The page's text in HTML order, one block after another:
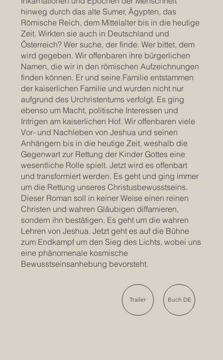
hinweg durch das alte Sumer, Ägypten, das
Römische Reich, dem Mittelalter bis in die heutige
Zeit. Wirkten sie auch in Deutschland und
Österreich? Wer suche, der finde. Wer bittet, dem
wird gegeben. Wir offenbaren ihre bürgerlichen
Namen, die wir in den römischen Aufzeichnungen
finden können. Er und seine Familie entstammen
der kaiserlichen Familie und wurden nicht nur
aufgrund des Urchristentums verfolgt. Es ging
ebenso um Macht, politische Interessen und
Intrigen am kaiserlichen Hof. Wir offenbaren viele
Vor- und Nachleben von Jeshua und seinen
Anhängern bis in die heutige Zeit, weshalb die
Gegenwart zur Rettung der Kinder Gottes eine
wesentliche Rolle spielt. Jetzt wird es offenbart
und transformiert werden. Es geht und ging immer
um die Rettung unseres Christusbewusstseins.
Dieser Roman soll in keiner Weise einen reinen
Christen und wahren Gläubigen diffamieren,
sondern ihn bestätigen. Es geht um die wahren
Lehren von Jeshua. Jetzt geht es auf die Bühne
zum Endkampf um den Sieg des Lichts, wobei uns
eine phänomenale kosmische
Bewusstseinsanhebung bevorsteht.
Buch DE
Trailer